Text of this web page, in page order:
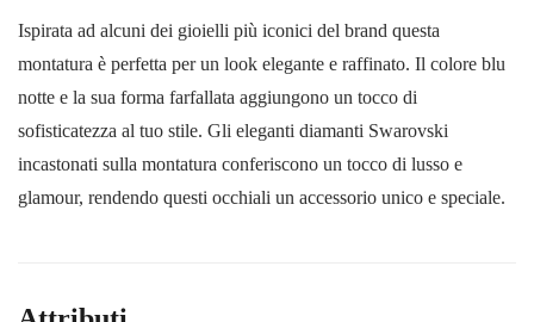
Ispirata ad alcuni dei gioielli più iconici del brand questa
montatura è perfetta per un look elegante e raffinato. Il colore blu
notte e la sua forma farfallata aggiungono un tocco di
sofisticatezza al tuo stile. Gli eleganti diamanti Swarovski
incastonati sulla montatura conferiscono un tocco di lusso e
glamour, rendendo questi occhiali un accessorio unico e speciale.